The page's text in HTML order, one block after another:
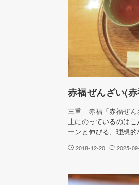
赤福ぜんざい(
三重 赤福「赤福ぜん
上にのっているのは
ーンと伸びる、理想
2018-12-20 2025-